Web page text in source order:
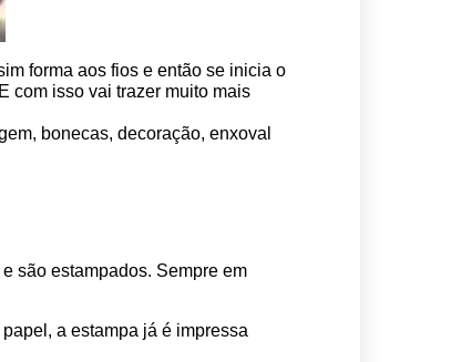
forma aos fios e então se inicia o
com isso vai trazer muito mais
bonecas, decoração, enxoval
são estampados. Sempre em
a estampa já é impressa